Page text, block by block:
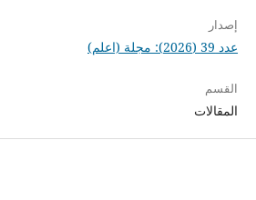
إصدار
عدد 39 (2026): مجلة (اعلم)
القسم
المقالات